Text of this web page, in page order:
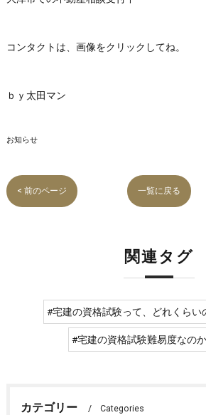
コンタクトは、画像をクリックしてね。
ｂｙ太田マン
お知らせ
< 前のページ 一覧に戻る
関連タグ
#宅建の資格試験って、どれくらい
#宅建の資格試験難易度なのか
カテゴリー Categories